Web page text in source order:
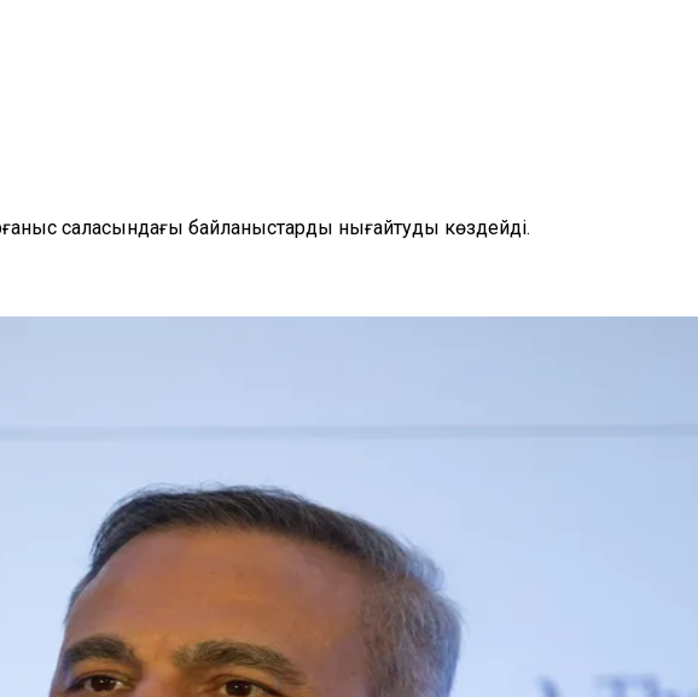
саласындағы байланыстарды нығайтуды көздейді.